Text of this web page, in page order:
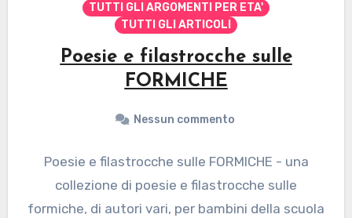
TUTTI GLI ARGOMENTI PER ETA'
TUTTI GLI ARTICOLI
Poesie e filastrocche sulle
FORMICHE
Nessun commento
Poesie e filastrocche sulle FORMICHE - una
collezione di poesie e filastrocche sulle
formiche, di autori vari, per bambini della scuola